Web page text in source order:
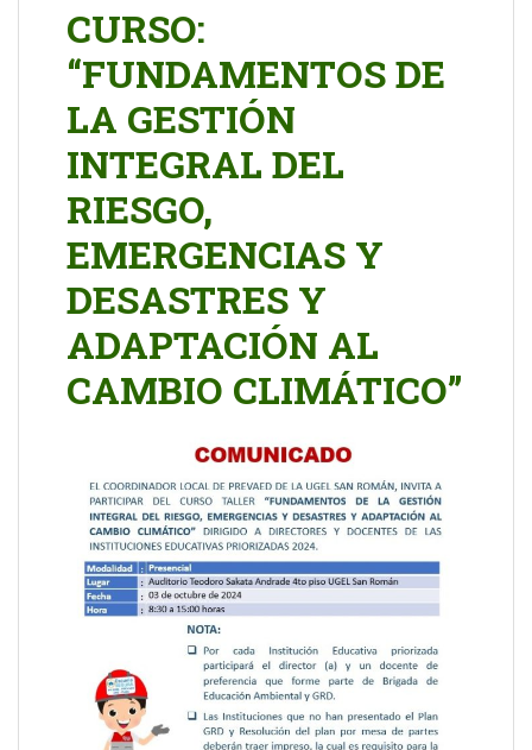
CURSO:
“FUNDAMENTOS DE
LA GESTIÓN
INTEGRAL DEL
RIESGO,
EMERGENCIAS Y
DESASTRES Y
ADAPTACIÓN AL
CAMBIO CLIMÁTICO”